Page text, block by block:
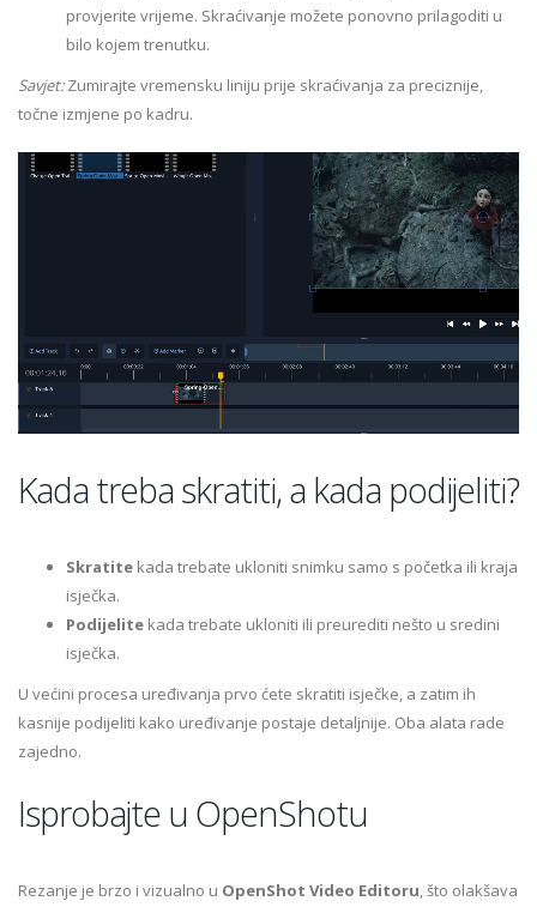
provjerite vrijeme. Skraćivanje možete ponovno prilagoditi u
bilo kojem trenutku.
Savjet:Zumirajte vremensku liniju prije skraćivanja za preciznije,
točne izmjene po kadru.
Kada treba skratiti, a kada podijeliti?
Skratite kada trebate ukloniti snimku samo s početka ili kraja
isječka.
Podijelite kada trebate ukloniti ili preurediti nešto u sredini
isječka.
U većini procesa uređivanja prvo ćete skratiti isječke, a zatim ih
kasnije podijeliti kako uređivanje postaje detaljnije. Oba alata rade
zajedno.
Isprobajte u OpenShotu
Rezanje je brzo i vizualno u OpenShot Video Editoru, što olakšava